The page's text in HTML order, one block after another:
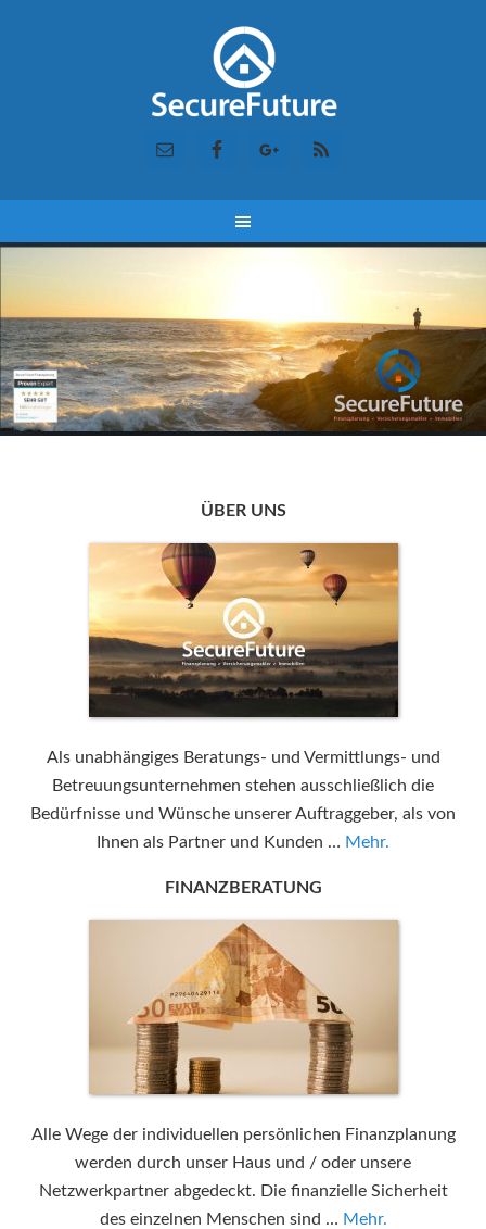
ÜBER UNS
Als unabhängiges Beratungs- und Vermittlungs- und
Betreuungsunternehmen stehen ausschließlich die
Bedürfnisse und Wünsche unserer Auftraggeber, als von
Ihnen als Partner und Kunden … Mehr.
FINANZBERATUNG
Alle Wege der individuellen persönlichen Finanzplanung
werden durch unser Haus und / oder unsere
Netzwerkpartner abgedeckt. Die finanzielle Sicherheit
des einzelnen Menschen sind … Mehr.